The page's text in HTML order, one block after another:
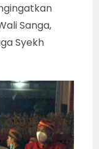
Sanga,
Syekh